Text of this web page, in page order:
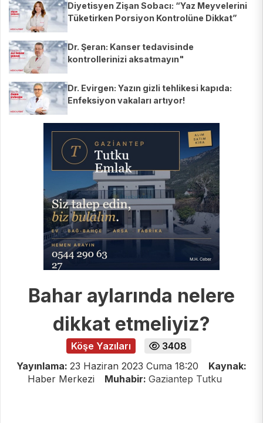
Diyetisyen Zişan Sobacı: “Yaz Meyvelerini
Tüketirken Porsiyon Kontrolüne Dikkat”
Dr. Şeran: Kanser tedavisinde
kontrollerinizi aksatmayın"
Dr. Evirgen: Yazın gizli tehlikesi kapıda:
Enfeksiyon vakaları artıyor!
Bahar aylarında nelere
dikkat etmeliyiz?
Köşe Yazıları
3408
Yayınlama: 23 Haziran 2023 Cuma 18:20
Kaynak:
Haber Merkezi
Muhabir: Gaziantep Tutku